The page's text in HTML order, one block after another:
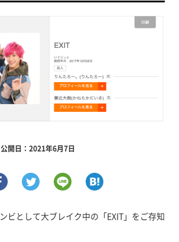
公開日：2021年6月7日
ビとして大ブレイク中の「EXIT」をご存知